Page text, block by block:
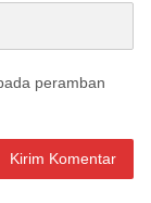
peramban